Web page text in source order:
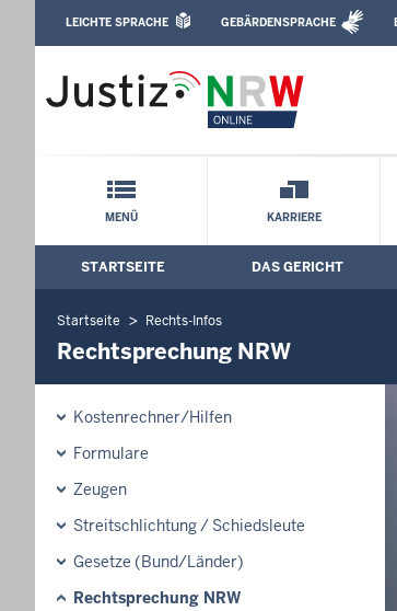
Amtsgericht Grevenbroich:
Leichte Sprache,
LEICHTE SPRACHE GEBÄRDENSPRACHE
Schnellnavigation mit Volltext-
MENÜ KARRIERE
Hauptmenü: Hauptnavigation
STARTSEITE DAS GERICHT
Startseite Rechts-Infos
Rechtsprechung NRW
Kostenrechner/Hilfen
Formulare
Zeugen
Streitschlichtung / Schiedsleute
Gesetze (Bund/Länder)
Rechtsprechung NRW